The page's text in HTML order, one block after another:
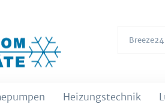
Heizungstechnik